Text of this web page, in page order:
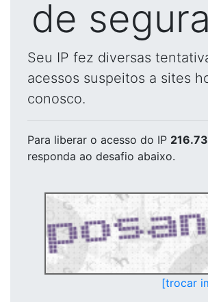
de
Seu IP fez diversas
acessos suspeitos a sites
conosco.
Para liberar o acesso do IP
responda ao desafio abaixo.
[trocar